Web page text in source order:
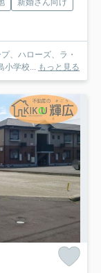
新婚さん向け
、ハローズ、ラ・
小学校... もっと見る